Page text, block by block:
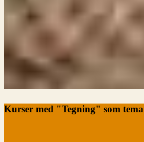
Kurser med "Tegning" som tema